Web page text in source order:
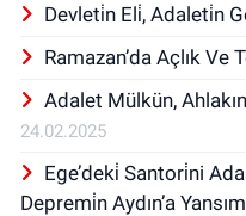
Devleti̇n Eli̇, Adaleti̇n
Ramazan’da Açlık Ve
Adalet Mülkün,
24.02.2025
Ege’deki̇ Santori̇ni
Depremi̇n Aydın’a